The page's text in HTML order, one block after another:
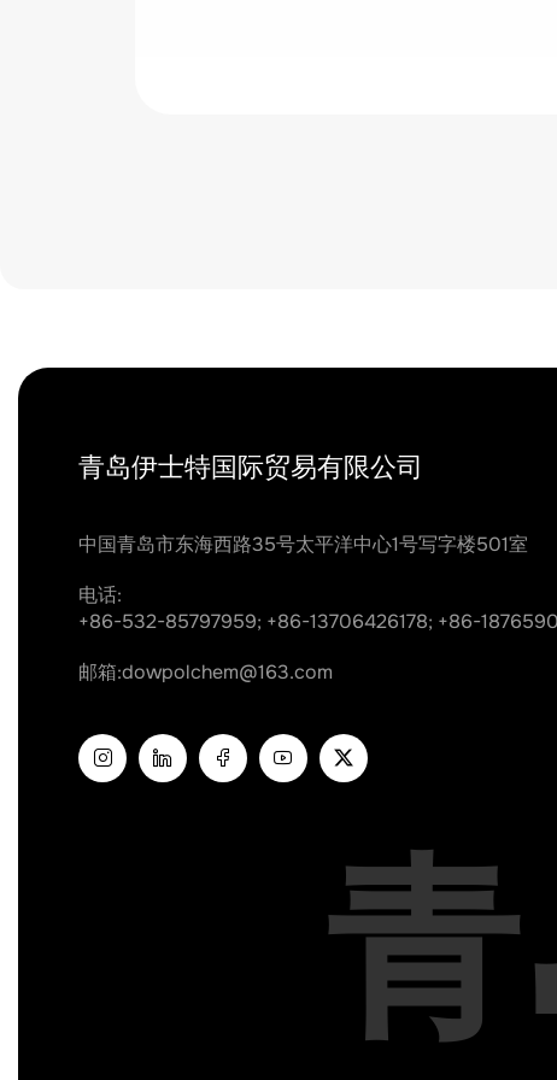
青岛伊士特国际贸易有限公司
中国青岛市东海西路35号太平洋中心1号写字楼501室
电话:
+86-532-85797959; +86-13706426178; +86-
邮箱:dowpolchem@163.com